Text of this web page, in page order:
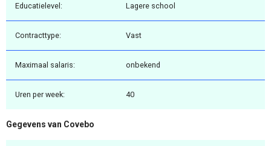
Educatielevel: Lagere school
Contracttype: Vast
Maximaal salaris: onbekend
Uren per week: 40
Gegevens van Covebo